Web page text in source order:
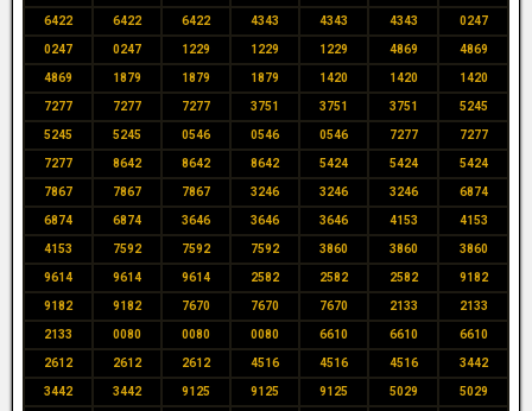
6422 6422 6422 4343 4343 4343 0247
0247 0247 1229 1229 1229 4869 4869
4869 1879 1879 1879 1420 1420 1420
7277 7277 7277 3751 3751 3751 5245
5245 5245 0546 0546 0546 7277 7277
7277 8642 8642 8642 5424 5424 5424
7867 7867 7867 3246 3246 3246 6874
6874 6874 3646 3646 3646 4153 4153
4153 7592 7592 7592 3860 3860 3860
9614 9614 9614 2582 2582 2582 9182
9182 9182 7670 7670 7670 2133 2133
2133 0080 0080 0080 6610 6610 6610
2612 2612 2612 4516 4516 4516 3442
3442 3442 9125 9125 9125 5029 5029